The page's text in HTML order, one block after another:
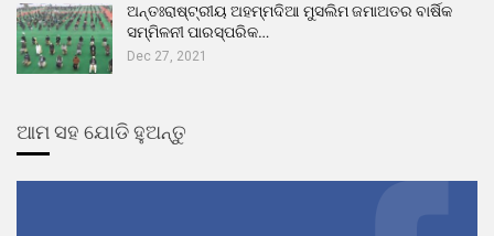
ଅନ୍ତଃରାଷ୍ଟ୍ରୀୟ ଅହମ୍ମଦିଆ ମୁସଲିମ ଜମାଅତର ବାର୍ଷିକ
ସମ୍ମିଳନୀ ପାରସ୍ପରିକ…
Dec 27, 2021
ଆମ ସହ ଯୋଡି ହୁଅନ୍ତୁ